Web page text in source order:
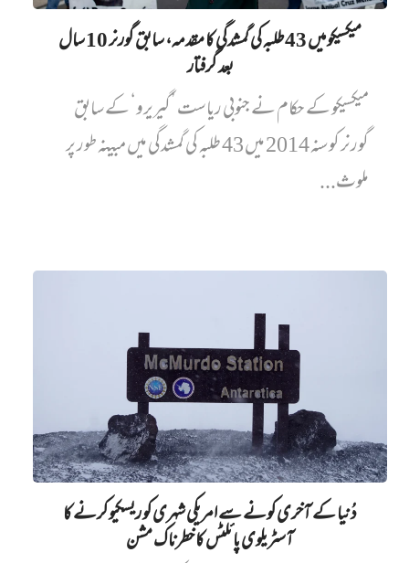
میکسیکو میں 43 طلبہ کی گمشدگی کا مقدمہ، سابق گورنر 10 سال
بعد گرفتار
میکسیکو کے حکام نے جنوبی ریاست ’گیریرو‘ کے سابق
گورنر کو سنہ 2014 میں 43 طلبہ کی گمشدگی میں مبینہ طور پر
ملوث...
دُنیا کے آخری کونے سے امریکی شہری کو ریسکیو کرنے کا
آسٹریلوی پائلٹس کا خطرناک مشن